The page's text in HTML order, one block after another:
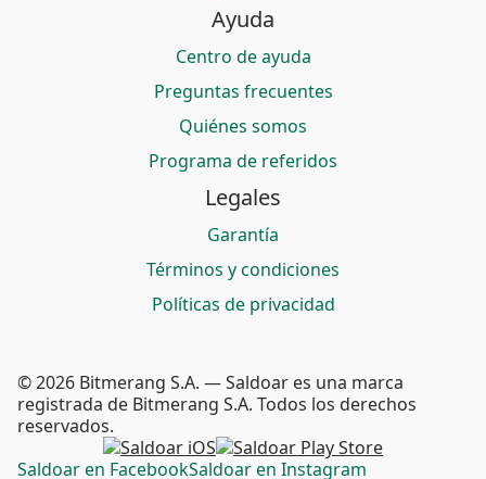
Ayuda
Centro de ayuda
Preguntas frecuentes
Quiénes somos
Programa de referidos
Legales
Garantía
Términos y condiciones
Políticas de privacidad
Saldoar en FacebookSaldoar en Instagram
© 2026 Bitmerang S.A. — Saldoar es una marca
registrada de Bitmerang S.A. Todos los derechos
reservados.